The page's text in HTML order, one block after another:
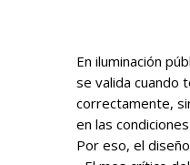
En iluminación
se valida cuando
correctamente,
en las
Por eso, el